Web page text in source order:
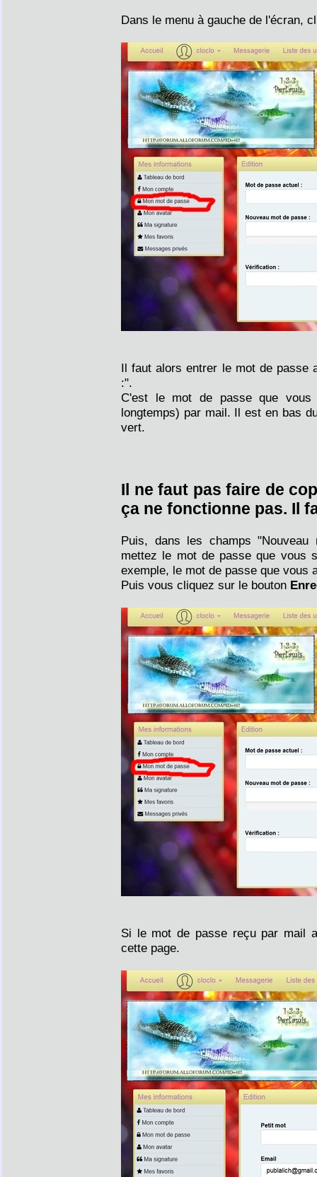
Dans le menu à gauche de l'écran,
Il faut alors entrer le mot de passe
:".
C'est le mot de passe que
longtemps) par mail. Il est en bas
vert.
Il ne faut pas faire de
ça ne fonctionne pas. Il
Puis, dans les champs
mettez le mot de passe que vous
exemple, le mot de passe que vous
Puis vous cliquez sur le bouton
Si le mot de passe reçu par mail
cette page.